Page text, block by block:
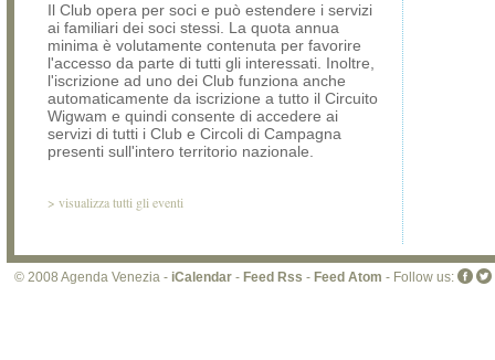
Il Club opera per soci e può estendere i servizi
ai familiari dei soci stessi. La quota annua
minima è volutamente contenuta per favorire
l'accesso da parte di tutti gli interessati. Inoltre,
l'iscrizione ad uno dei Club funziona anche
automaticamente da iscrizione a tutto il Circuito
Wigwam e quindi consente di accedere ai
servizi di tutti i Club e Circoli di Campagna
presenti sull'intero territorio nazionale.
> visualizza tutti gli eventi
© 2008 Agenda Venezia - iCalendar - Feed Rss - Feed Atom - Follow us: